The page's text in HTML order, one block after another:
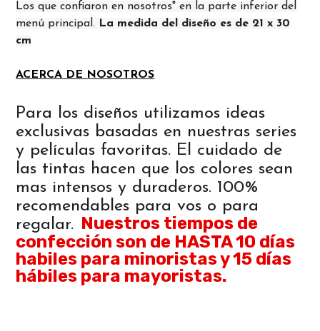
Los que confiaron en nosotros" en la parte inferior del
menú principal.
La medida del diseño es de 21 x 30
cm
ACERCA DE NOSOTROS
Para los diseños utilizamos ideas
exclusivas basadas en nuestras series
y películas favoritas. El cuidado de
las tintas hacen que los colores sean
mas intensos y duraderos. 100%
recomendables para vos o para
regalar. Nuestros tiempos de
confección son de HASTA 10 días
habiles para minoristas y 15 días
hábiles para mayoristas.